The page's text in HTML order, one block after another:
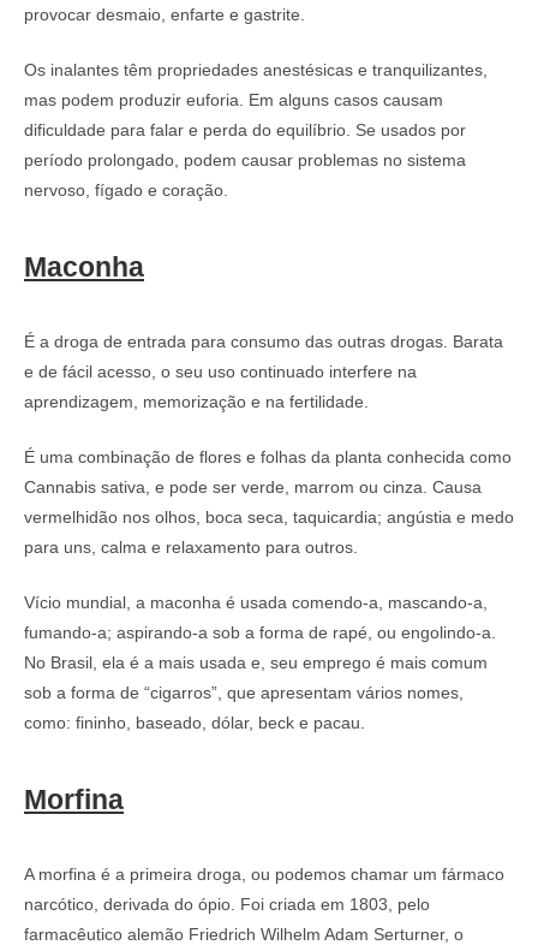
provocar desmaio, enfarte e gastrite.
Os inalantes têm propriedades anestésicas e tranquilizantes,
mas podem produzir euforia. Em alguns casos causam
dificuldade para falar e perda do equilíbrio. Se usados por
período prolongado, podem causar problemas no sistema
nervoso, fígado e coração.
Maconha
É a droga de entrada para consumo das outras drogas. Barata
e de fácil acesso, o seu uso continuado interfere na
aprendizagem, memorização e na fertilidade.
É uma combinação de flores e folhas da planta conhecida como
Cannabis sativa, e pode ser verde, marrom ou cinza. Causa
vermelhidão nos olhos, boca seca, taquicardia; angústia e medo
para uns, calma e relaxamento para outros.
Vício mundial, a maconha é usada comendo-a, mascando-a,
fumando-a; aspirando-a sob a forma de rapé, ou engolindo-a.
No Brasil, ela é a mais usada e, seu emprego é mais comum
sob a forma de “cigarros”, que apresentam vários nomes,
como: fininho, baseado, dólar, beck e pacau.
Morfina
A morfina é a primeira droga, ou podemos chamar um fármaco
narcótico, derivada do ópio. Foi criada em 1803, pelo
farmacêutico alemão Friedrich Wilhelm Adam Serturner, o